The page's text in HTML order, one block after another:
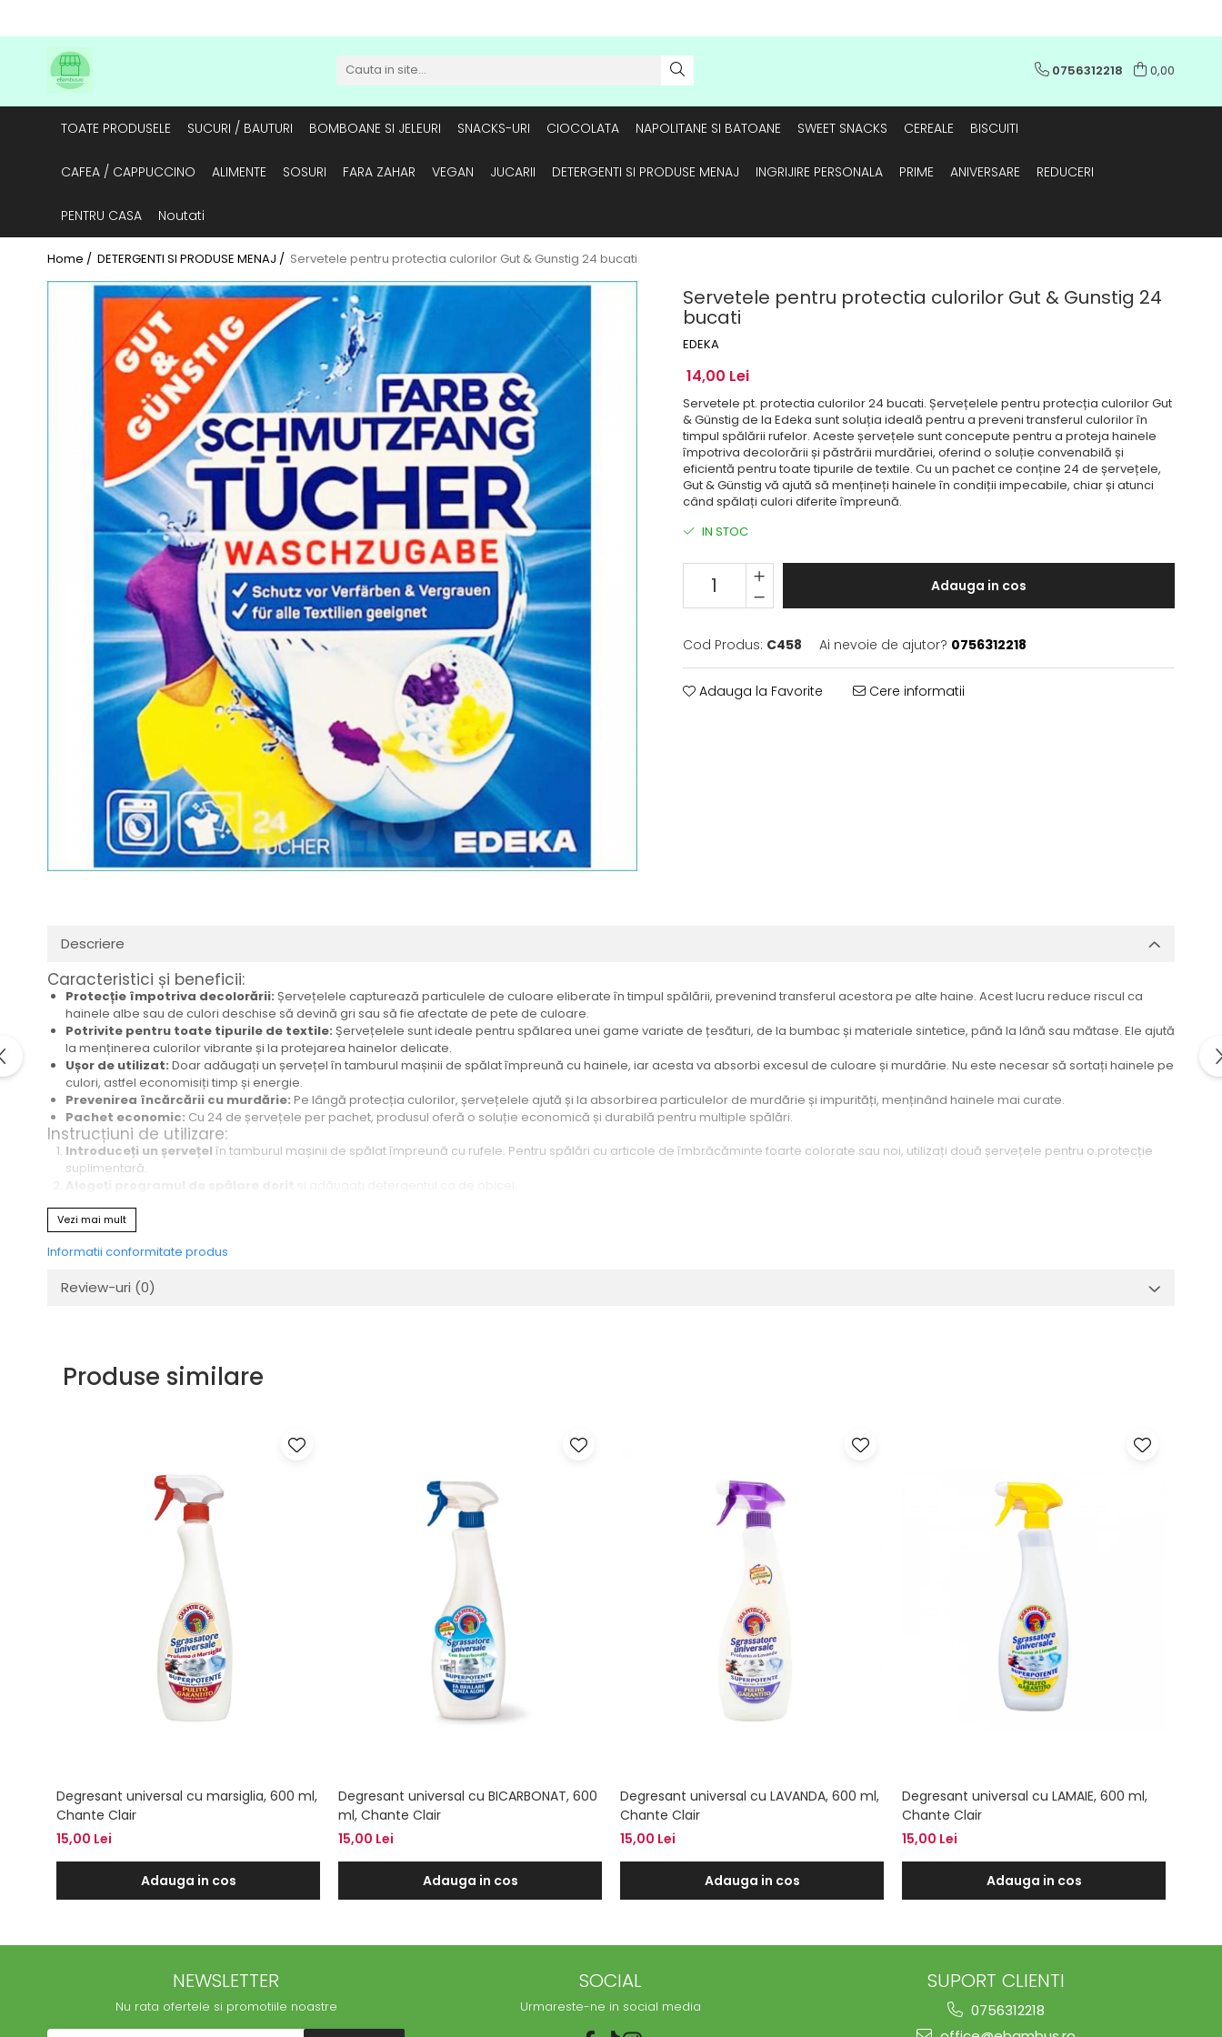
0756312218 0,00
TOATE PRODUSELE SUCURI / BAUTURI BOMBOANE SI JELEURI SNACKS-URI CIOCOLATA NAPOLITANE SI BATOANE SWEET SNACKS CEREALE BISCUITI
CAFEA / CAPPUCCINO ALIMENTE SOSURI FARA ZAHAR VEGAN JUCARII DETERGENTI SI PRODUSE MENAJ INGRIJIRE PERSONALA PRIME ANIVERSARE REDUCERI
PENTRU CASA Noutati
Home / DETERGENTI SI PRODUSE MENAJ / Servetele pentru protectia culorilor Gut & Gunstig 24 bucati
Servetele pentru protectia culorilor Gut & Gunstig 24
bucati
EDEKA
14,00 Lei
Servetele pt. protectia culorilor 24 bucati. Șervețelele pentru protecția culorilor Gut
& Günstig de la Edeka sunt soluția ideală pentru a preveni transferul culorilor în
timpul spălării rufelor. Aceste șervețele sunt concepute pentru a proteja hainele
împotriva decolorării și păstrării murdăriei, oferind o soluție convenabilă și
eficientă pentru toate tipurile de textile. Cu un pachet ce conține 24 de șervețele,
Gut & Günstig vă ajută să mențineți hainele în condiții impecabile, chiar și atunci
când spălați culori diferite împreună.
IN STOC
Adauga in cos
Cod Produs: C458 Ai nevoie de ajutor? 0756312218
Adauga la Favorite Cere informatii
Descriere
Caracteristici și beneficii:
Protecție împotriva decolorării: Șervețelele capturează particulele de culoare eliberate în timpul spălării, prevenind transferul acestora pe alte haine. Acest lucru reduce riscul ca
hainele albe sau de culori deschise să devină gri sau să fie afectate de pete de culoare.
Potrivite pentru toate tipurile de textile: Șervețelele sunt ideale pentru spălarea unei game variate de țesături, de la bumbac și materiale sintetice, până la lână sau mătase. Ele ajută
la menținerea culorilor vibrante și la protejarea hainelor delicate.
Ușor de utilizat: Doar adăugați un șervețel în tamburul mașinii de spălat împreună cu hainele, iar acesta va absorbi excesul de culoare și murdărie. Nu este necesar să sortați hainele pe
culori, astfel economisiți timp și energie.
Prevenirea încărcării cu murdărie: Pe lângă protecția culorilor, șervețelele ajută și la absorbirea particulelor de murdărie și impurități, menținând hainele mai curate.
Pachet economic: Cu 24 de șervețele per pachet, produsul oferă o soluție economică și durabilă pentru multiple spălări.
Instrucțiuni de utilizare:
Introduceți un șervețel în tamburul mașinii de spălat împreună cu rufele. Pentru spălări cu articole de îmbrăcăminte foarte colorate sau noi, utilizați două șervețele pentru o protecție
suplimentară.
Vezi mai mult
Informatii conformitate produs
Review-uri (0)
Produse similare
Degresant universal cu marsiglia, 600 ml,
Chante Clair
15,00 Lei
Adauga in cos
Degresant universal cu BICARBONAT, 600
ml, Chante Clair
15,00 Lei
Adauga in cos
Degresant universal cu LAVANDA, 600 ml,
Chante Clair
15,00 Lei
Adauga in cos
Degresant universal cu LAMAIE, 600 ml,
Chante Clair
15,00 Lei
Adauga in cos
NEWSLETTER
Nu rata ofertele si promotiile noastre
SOCIAL
Urmareste-ne in social media
SUPORT CLIENTI
0756312218